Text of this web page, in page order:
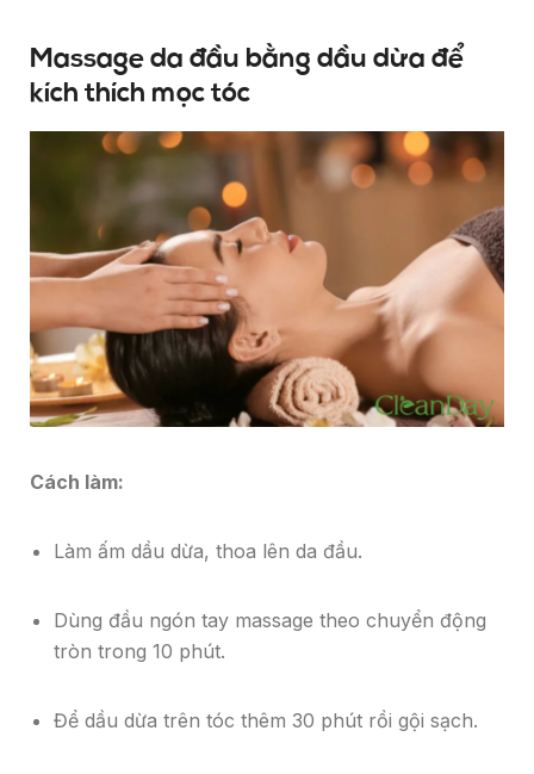
Massage da đầu bằng dầu dừa để
kích thích mọc tóc
Cách làm:
Làm ấm dầu dừa, thoa lên da đầu.
Dùng đầu ngón tay massage theo chuyển động
tròn trong 10 phút.
Để dầu dừa trên tóc thêm 30 phút rồi gội sạch.